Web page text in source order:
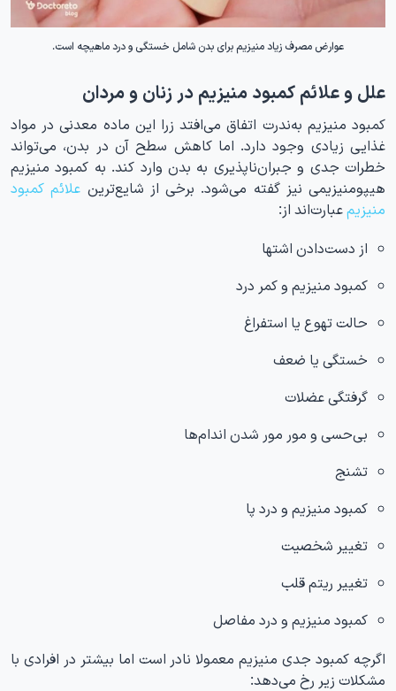
عوارض مصرف زیاد منیزیم برای بدن شامل خستگی و درد ماهیچه است.
علل و علائم کمبود منیزیم در زنان و مردان
کمبود منیزیم به‌ندرت اتفاق می‌افتد زرا این ماده معدنی در مواد
غذایی زیادی وجود دارد. اما کاهش سطح آن در بدن، می‌تواند
خطرات جدی و جبران‌ناپذیری به بدن وارد کند. به کمبود منیزیم
هیپومنیزیمی نیز گفته می‌شود. برخی از شایع‌ترین علائم کمبود
منیزیمعبارت‌اند از:
از دست‌دادن اشتها
کمبود منیزیم و کمر درد
حالت تهوع یا استفراغ
خستگی یا ضعف
گرفتگی عضلات
بی‌حسی و مور مور شدن اندام‌ها
تشنج
کمبود منیزیم و درد پا
تغییر شخصیت
تغییر ریتم قلب
کمبود منیزیم و درد مفاصل
اگرچه کمبود جدی منیزیم معمولا نادر است اما بیشتر در افرادی با
مشکلات زیر رخ می‌دهد: